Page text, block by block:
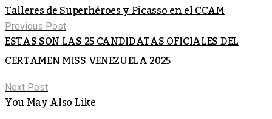
Talleres de Superhéroes y Picasso en el CCAM
Previous Post
ESTAS SON LAS 25 CANDIDATAS OFICIALES DEL
CERTAMEN MISS VENEZUELA 2025
Next Post
You May Also Like